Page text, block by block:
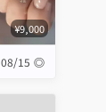
¥9,000
08/15 ◎